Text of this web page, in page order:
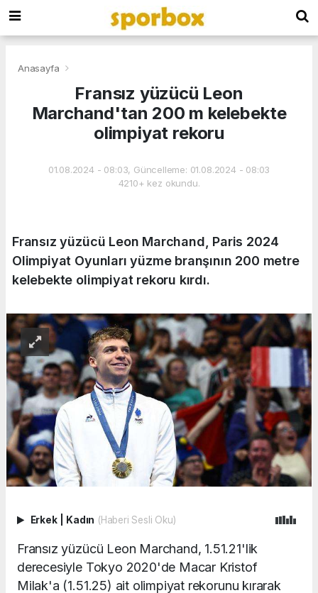
Anasayfa
Fransız yüzücü Leon
Marchand'tan 200 m kelebekte
olimpiyat rekoru
01.08.2024 - 08:03, Güncelleme: 01.08.2024 - 08:03
4210+ kez okundu.
Fransız yüzücü Leon Marchand, Paris 2024
Olimpiyat Oyunları yüzme branşının 200 metre
kelebekte olimpiyat rekoru kırdı.
Erkek Kadın (Haberi Sesli Oku)
Fransız yüzücü Leon Marchand, 1.51.21'lik
derecesiyle Tokyo 2020'de Macar Kristof
Milak'a (1.51.25) ait olimpiyat rekorunu kırarak